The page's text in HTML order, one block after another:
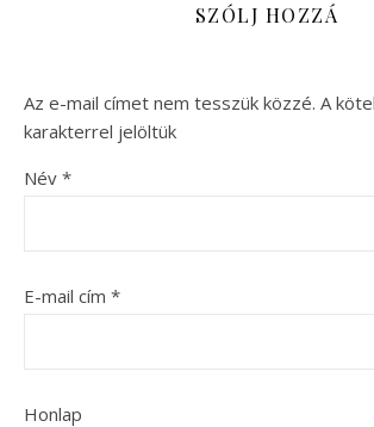
SZÓLJ HOZZÁ
Az e-mail címet nem tesszük közzé. A
karakterrel jelöltük
Név *
E-mail cím *
Honlap